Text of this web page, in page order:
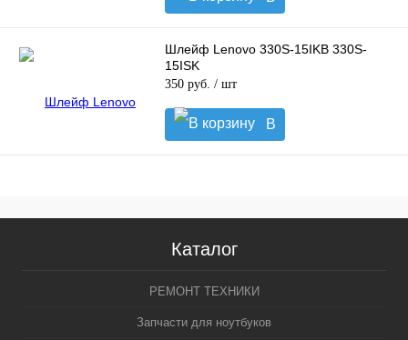
корзину
Шлейф Lenovo 330S-15IKB 330S-
15ISK
350 руб. / шт
В
корзину
Каталог
РЕМОНТ ТЕХНИКИ
Запчасти для ноутбуков